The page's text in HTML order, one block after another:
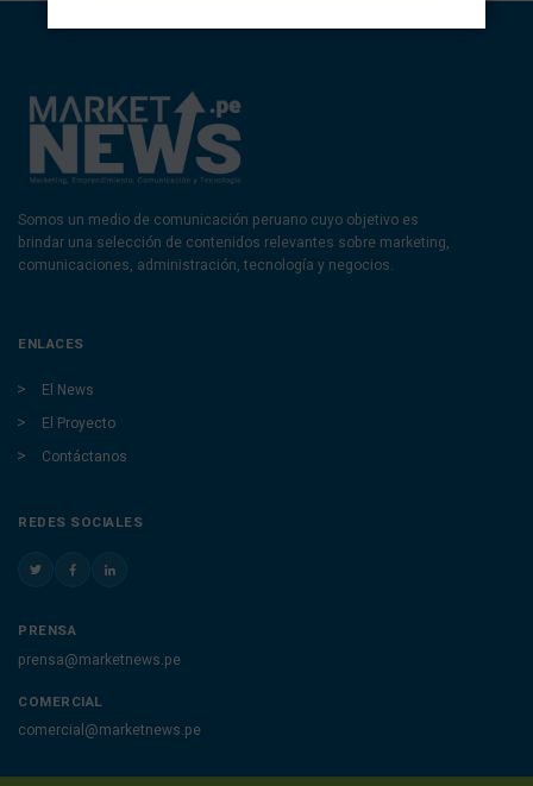
Somos un medio de comunicación peruano cuyo objetivo es
brindar una selección de contenidos relevantes sobre marketing,
comunicaciones, administración, tecnología y negocios.
ENLACES
El News
El Proyecto
Contáctanos
REDES SOCIALES
PRENSA
prensa@marketnews.pe
COMERCIAL
comercial@marketnews.pe